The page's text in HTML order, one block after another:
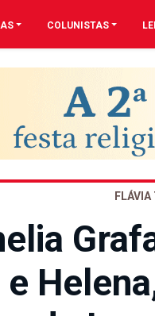
COLUNISTAS
FLÁVIA